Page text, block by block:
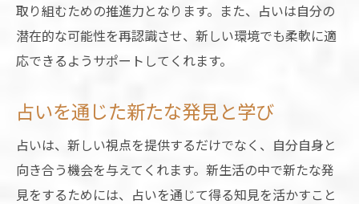
取り組むための推進力となります。また、占いは自分の
潜在的な可能性を再認識させ、新しい環境でも柔軟に適
応できるようサポートしてくれます。
占いを通じた新たな発見と学び
占いは、新しい視点を提供するだけでなく、自分自身と
向き合う機会を与えてくれます。新生活の中で新たな発
見をするためには、占いを通じて得る知見を活かすこと